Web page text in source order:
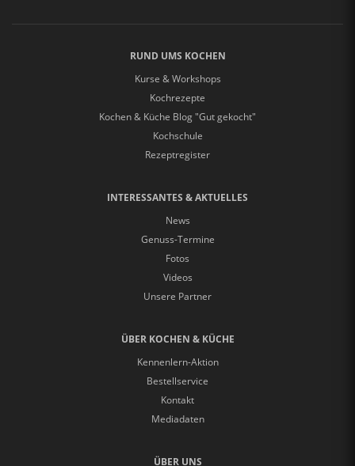
RUND UMS KOCHEN
Kurse & Workshops
Kochrezepte
Kochen & Küche Blog "Gut gekocht"
Kochschule
Rezeptregister
INTERESSANTES & AKTUELLES
News
Genuss-Termine
Fotos
Videos
Unsere Partner
ÜBER KOCHEN & KÜCHE
Kennenlern-Aktion
Bestellservice
Kontakt
Mediadaten
ÜBER UNS